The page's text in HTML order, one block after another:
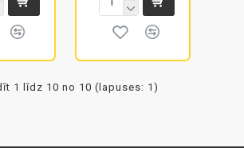
1 līdz 10 no 10 (lapuses: 1)